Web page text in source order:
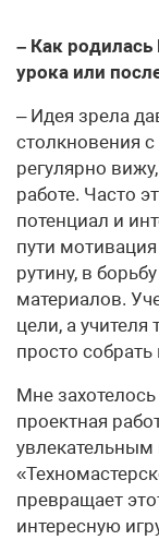
– Как
урока или
– Идея зрела
столкновения
регулярно
работе. Часто
потенциал и
пути
рутину, в
материалов.
цели, а учителя
просто
Мне
проектная
превращает
интересную